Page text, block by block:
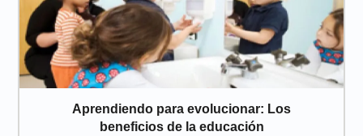
Aprendiendo para evolucionar: Los
beneficios de la educación